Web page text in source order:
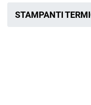
STAMPANTI